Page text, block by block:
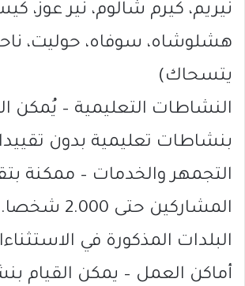
نيريم، كيرم شالوم، نير عوز،
هشلوشاه، سوفاه، حوليت،
يتسحاك)
النشاطات التعليمية – يُمكن
بنشاطات تعليمية بدون
التجمهر والخدمات – ممكنة
المشاركين حتى
البلدات المذكورة في
أماكن العمل – يمكن القيام